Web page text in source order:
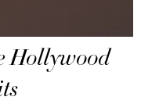
Hollywood